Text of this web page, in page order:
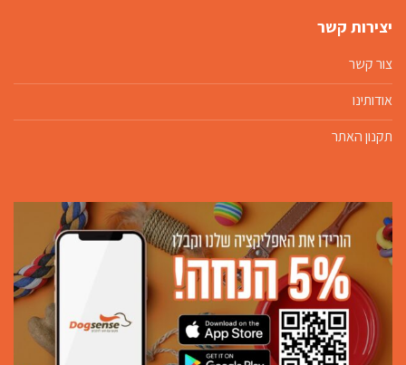
יצירות קשר
צור קשר
אודותינו
תקנון האתר